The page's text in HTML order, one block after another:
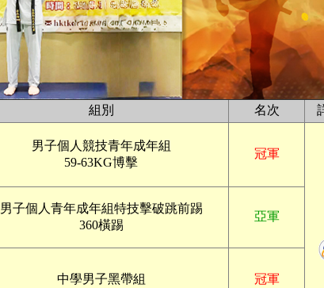
組別 名次
男子個人競技青年成年組
59-63KG博擊
冠軍
男子個人青年成年組特技擊破跳前踢
360橫踢
亞軍
中學男子黑帶組 冠軍